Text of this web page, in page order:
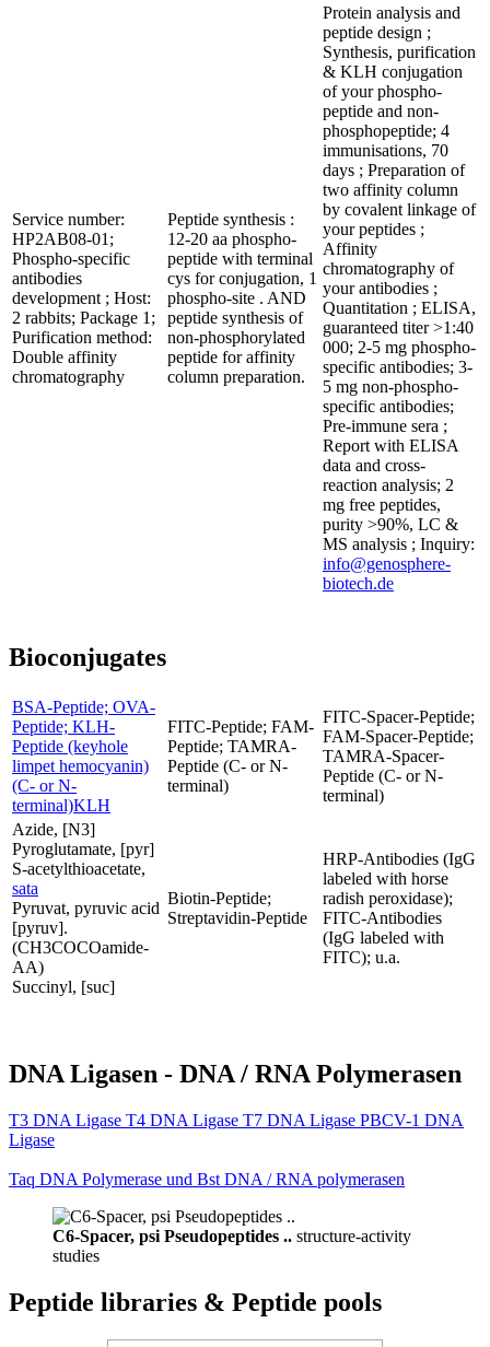
Service number:
HP2AB08-01;
Phospho-specific
antibodies
development ; Host:
2 rabbits; Package 1;
Purification method:
Double affinity
chromatography
Peptide synthesis :
12-20 aa phospho-
peptide with terminal
cys for conjugation, 1
phospho-site . AND
peptide synthesis of
non-phosphorylated
peptide for affinity
column preparation.
Protein analysis and
peptide design ;
Synthesis, purification
& KLH conjugation
of your phospho-
peptide and non-
phosphopeptide; 4
immunisations, 70
days ; Preparation of
two affinity column
by covalent linkage of
your peptides ;
Affinity
chromatography of
your antibodies ;
Quantitation ; ELISA,
guaranteed titer >1:40
000; 2-5 mg phospho-
specific antibodies; 3-
5 mg non-phospho-
specific antibodies;
Pre-immune sera ;
Report with ELISA
data and cross-
reaction analysis; 2
mg free peptides,
purity >90%, LC &
MS analysis ; Inquiry:
info@genosphere-
biotech.de
Bioconjugates
BSA-Peptide; OVA-
Peptide; KLH-
Peptide (keyhole
limpet hemocyanin)
(C- or N-
terminal)KLH
FITC-Peptide; FAM-
Peptide; TAMRA-
Peptide (C- or N-
terminal)
FITC-Spacer-Peptide;
FAM-Spacer-Peptide;
TAMRA-Spacer-
Peptide (C- or N-
terminal)
Azide, [N3]
Pyroglutamate, [pyr]
S-acetylthioacetate,
sata
Pyruvat, pyruvic acid
[pyruv].
(CH3COCOamide-
AA)
Succinyl, [suc]
Biotin-Peptide;
Streptavidin-Peptide
HRP-Antibodies (IgG
labeled with horse
radish peroxidase);
FITC-Antibodies
(IgG labeled with
FITC); u.a.
DNA Ligasen - DNA / RNA Polymerasen
T3 DNA Ligase T4 DNA Ligase T7 DNA Ligase PBCV-1 DNA
Ligase
Taq DNA Polymerase und Bst DNA / RNA polymerasen
C6-Spacer, psi Pseudopeptides .. structure-activity
studies
Peptide libraries & Peptide pools